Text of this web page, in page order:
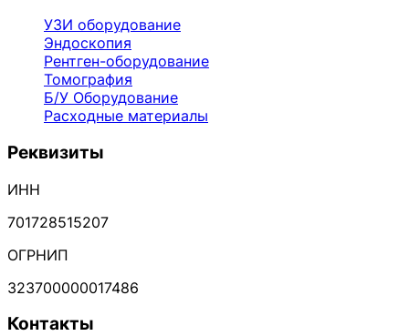
УЗИ оборудование
Эндоскопия
Рентген-оборудование
Томография
Б/У Оборудование
Расходные материалы
Реквизиты
ИНН
701728515207
ОГРНИП
323700000017486
Контакты